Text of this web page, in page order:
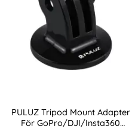
PULUZ Tripod Mount Adapter
För GoPro/DJI/Insta360